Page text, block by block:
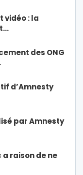
vidéo : la
des ONG
d’Amnesty
par Amnesty
a raison de ne